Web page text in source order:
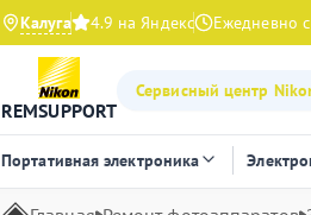
Калуга 4.9 на Яндекс Ежедневно
REMSUPPORT
Сервисный центр
Портативная электроника